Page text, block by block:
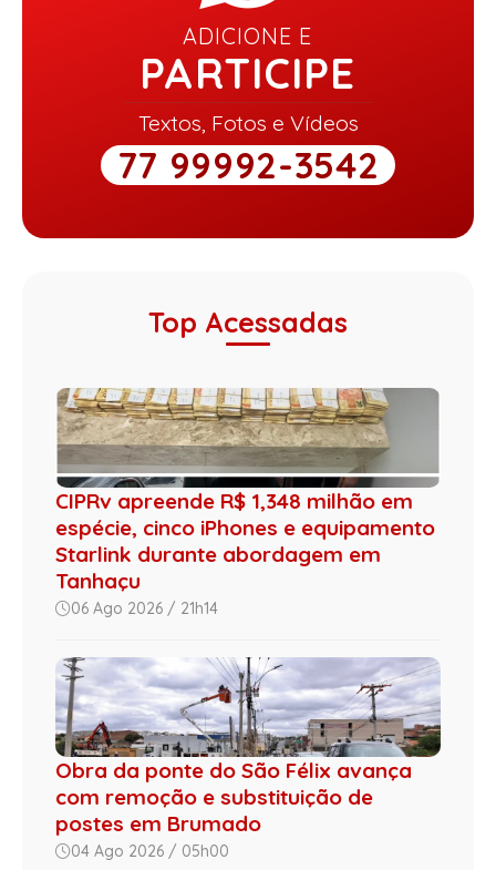
ADICIONE E
PARTICIPE
Textos, Fotos e Vídeos
77 99992-3542
Top Acessadas
CIPRv apreende R$ 1,348 milhão em
espécie, cinco iPhones e equipamento
Starlink durante abordagem em
Tanhaçu
06 Ago 2026 / 21h14
Obra da ponte do São Félix avança
com remoção e substituição de
postes em Brumado
04 Ago 2026 / 05h00